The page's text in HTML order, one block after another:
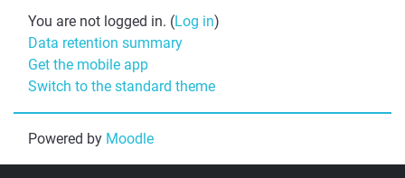
You are not logged in. (Log in)
Data retention summary
Get the mobile app
Switch to the standard theme
Powered by Moodle